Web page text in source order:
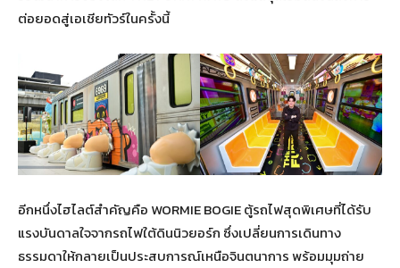
ต่อยอดสู่เอเชียทัวร์ในครั้งนี้
อีกหนึ่งไฮไลต์สำคัญคือ WORMIE BOGIE ตู้รถไฟสุดพิเศษที่ได้รับ
แรงบันดาลใจจากรถไฟใต้ดินนิวยอร์ก ซึ่งเปลี่ยนการเดินทาง
ธรรมดาให้กลายเป็นประสบการณ์เหนือจินตนาการ พร้อมมุมถ่าย